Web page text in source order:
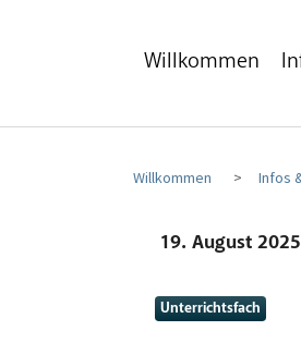
Willkommen
Willkommen Infos
19. August 2025
Unterrichtsfach